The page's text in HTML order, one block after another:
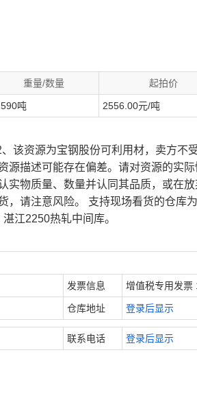
重量/数量 起拍价
吨 2556.00元/吨
该资源为宝钢股份可利用材，卖方不
源描述可能存在偏差。请对资源的实
实物质量、数量并认同其品质，或在
，请注意风险。 支持现场看货的仓库
江2250热轧中间库。
发票信息 增值税专用发票
仓库地址 登录后显示
联系电话 登录后显示